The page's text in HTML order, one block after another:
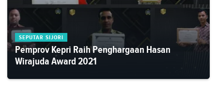
SEPUTAR SIJORI
Pemprov Kepri Raih Penghargaan Hasan
Wirajuda Award 2021